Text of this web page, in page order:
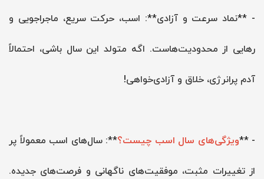
- **نماد سرعت و آزادی**: اسب، حرکت سریع، ماجراجویی و
رهایی از محدودیت‌هاست. اگه متولد این سال باشی، احتمالاً
آدم پرانرژی، خلاق و آزادی‌خواهی!
- **ویژگی‌های سال اسب چیست؟**: سال‌های اسب معمولاً پر
از تغییرات مثبت، موفقیت‌های ناگهانی و فرصت‌های جدیده.